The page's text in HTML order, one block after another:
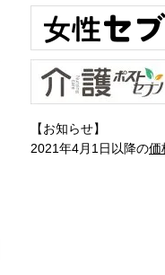
【お知らせ】
2021年4月1日以降の価